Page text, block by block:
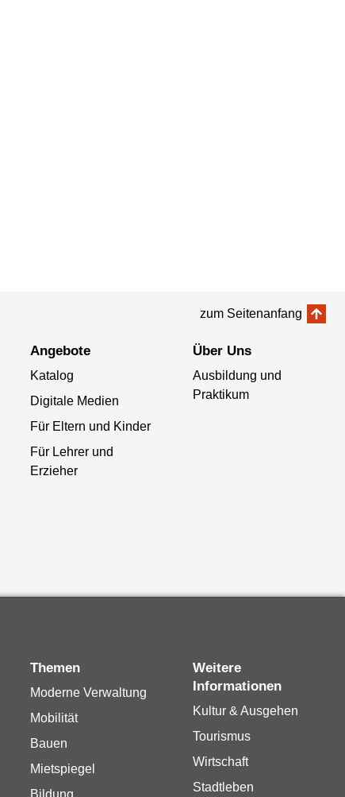
zum Seitenanfang
Angebote
Katalog
Digitale Medien
Für Eltern und Kinder
Für Lehrer und
Erzieher
Über Uns
Ausbildung und
Praktikum
Themen
Moderne Verwaltung
Mobilität
Bauen
Mietspiegel
Bildung
Weitere
Informationen
Kultur & Ausgehen
Tourismus
Wirtschaft
Stadtleben